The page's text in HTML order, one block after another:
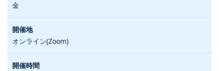
金
オンライン(Zoom)